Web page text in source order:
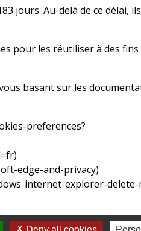
jours. Au-delà de ce délai,
pour les réutiliser à des fins
basant sur les
preferences?
)
edge-and-privacy)
internet-explorer-delete-